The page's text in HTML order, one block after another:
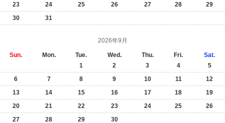
23
24 25 26 27 28
29
30
31
2026年9月
Sun. Mon. Tue. Wed. Thu. Fri.
Sat.
1
2 3 4
5
6
7 8 9 10 11
12
13
14 15 16 17 18
19
20
21 22 23 24 25
26
27
28 29 30